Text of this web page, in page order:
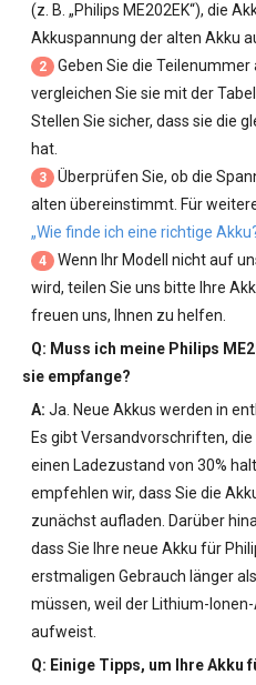
(z. B. „Philips ME202EK“), die
Akkuspannung der alten Akku
2
Geben Sie die
vergleichen Sie sie mit der
Stellen Sie sicher, dass sie die
hat.
3
Überprüfen Sie, ob die
alten übereinstimmt. Für
„Wie finde ich eine richtige
4
Wenn Ihr Modell nicht auf
wird, teilen Sie uns bitte Ihre
freuen uns, Ihnen zu helfen.
Q: Muss ich meine Philips
sie empfange?
A: Ja. Neue Akkus werden in
Es gibt Versandvorschriften,
einen Ladezustand von 30%
empfehlen wir, dass Sie die
zunächst aufladen. Darüber
dass Sie Ihre neue Akku für
erstmaligen Gebrauch länger
müssen, weil der Lithium-
aufweist.
Q: Einige Tipps, um IhreAkku